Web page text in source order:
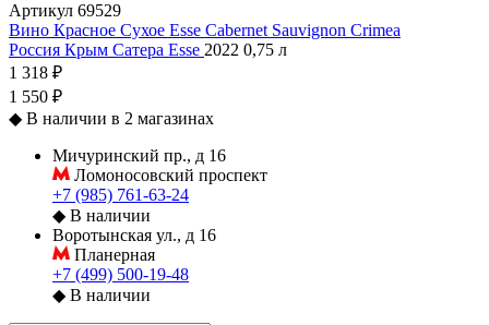
Артикул 69529
Вино Красное Сухое Esse Cabernet Sauvignon Crimea
Россия Крым Сатера Esse 2022 0,75 л
1 318 ₽
1 550 ₽
◆ В наличии в 2 магазинах
Мичуринский пр., д 16
Ломоносовский проспект
+7 (985) 761-63-24
◆ В наличии
Воротынская ул., д 16
Планерная
+7 (499) 500-19-48
◆ В наличии